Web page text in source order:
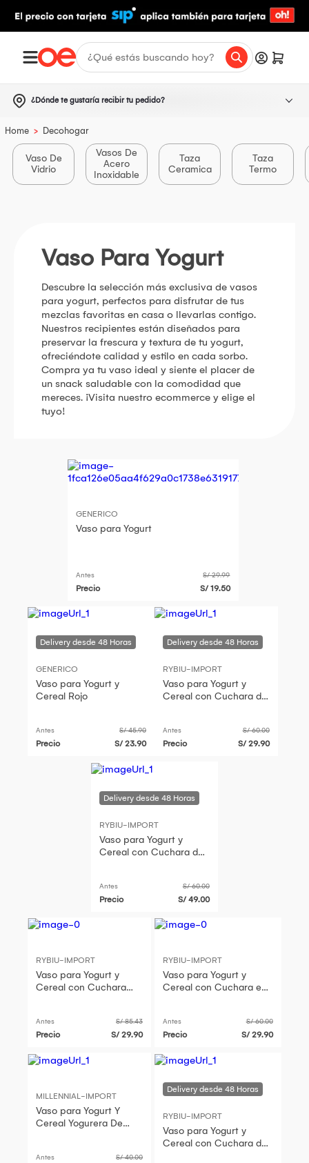
¿Dónde te gustaría recibir tu pedido?
Home > Decohogar
Vaso De
Vidrio
Vasos De
Acero
Inoxidable
Taza
Ceramica
Taza
Termo
Vaso Para Yogurt
Descubre la selección más exclusiva de vasos
para yogurt, perfectos para disfrutar de tus
mezclas favoritas en casa o llevarlas contigo.
Nuestros recipientes están diseñados para
preservar la frescura y textura de tu yogurt,
ofreciéndote calidad y estilo en cada sorbo.
Compra ya tu vaso ideal y siente el placer de
un snack saludable con la comodidad que
mereces. ¡Visita nuestro ecommerce y elige el
tuyo!
GENERICO
Vaso para Yogurt
Antes S/ 29.99
Precio S/ 19.50
GENERICO
Vaso para Yogurt y
Cereal Rojo
Antes S/ 45.90
Precio S/ 23.90
RYBIU-IMPORT
Vaso para Yogurt y
Cereal con Cuchara de
Antes S/ 60.00
Precio S/ 29.90
RYBIU-IMPORT
Vaso para Yogurt y
Cereal con Cuchara de
Antes S/ 60.00
Precio S/ 49.00
RYBIU-IMPORT
Vaso para Yogurt y
Cereal con Cuchara
Antes S/ 85.43
Precio S/ 29.90
RYBIU-IMPORT
Vaso para Yogurt y
Cereal con Cuchara en
Antes S/ 60.00
Precio S/ 29.90
MILLENNIAL-IMPORT
Vaso para Yogurt Y
Cereal Yogurera De
Antes S/ 40.00
RYBIU-IMPORT
Vaso para Yogurt y
Cereal con Cuchara de